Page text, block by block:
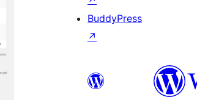
BuddyPress
↗